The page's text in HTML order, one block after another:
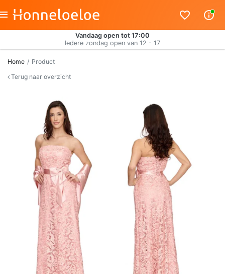
Vandaag open tot 17:00
Iedere zondag open van 12 - 17
Home
Product
Terug naar overzicht